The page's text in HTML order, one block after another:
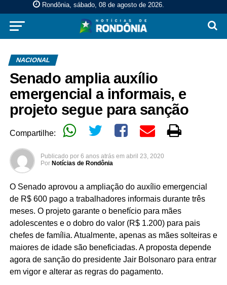
Rondônia, sábado, 08 de agosto de 2026.
NACIONAL
Senado amplia auxílio
emergencial a informais, e
projeto segue para sanção
Compartilhe:
Publicado por 6 anos atrás em abril 23, 2020
Por Notícias de Rondônia
O Senado aprovou a ampliação do auxílio emergencial
de R$ 600 pago a trabalhadores informais durante três
meses. O projeto garante o benefício para mães
adolescentes e o dobro do valor (R$ 1.200) para pais
chefes de família. Atualmente, apenas as mães solteiras e
maiores de idade são beneficiadas. A proposta depende
agora de sanção do presidente Jair Bolsonaro para entrar
em vigor e alterar as regras do pagamento.